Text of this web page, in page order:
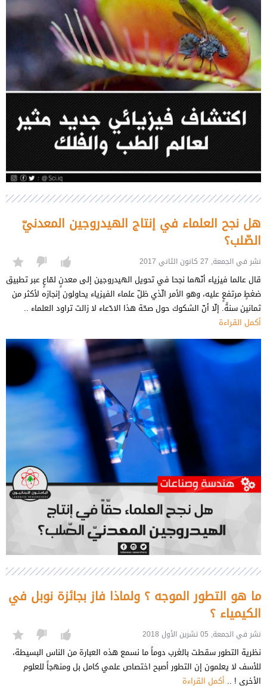
هل نجح العلماء في إنتاج الهيدروجين المعدنيّ
الصّلب؟
نشر في الجمعة, 27 كانون الثاني 2017
قال عالما فيزياء أنّهما نجحا في تحويل الهيدروجين إلى معدنٍ لمّاعٍ عبر تطبيق
ضغطٍ مرتفعٍ عليه، وهو الأمر الّذي ظلّ علماء الفيزياء يحاولون إنجازه لأكثر من
ثمانين سنةً. إلّا أنّ الشكوك حول صحّة هذا الادّعاء لا زالت تراود العلماء ..
أكمل القراءة
ما هو التطور الموجه ؟ ولماذا فاز بجائزة نوبل في
الكيمياء ؟
نشر في الجمعة, 05 تشرين الأول 2018
نظرية التطور سقطت بالغرب دوماً ما نسمع هذه العبارة من الناس البسيطة،
للأسف لا يعلمون إن التطور أصبح اختصاص علمي كامل بل ومنهجاً للعلوم
الأخرى ! .. أكمل القراءة